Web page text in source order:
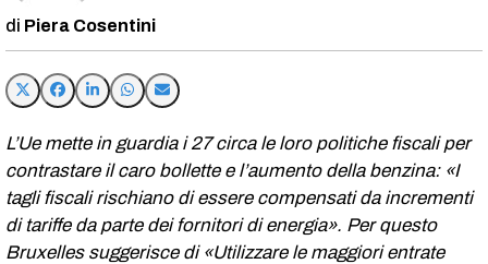
Piera Cosentini
L’Ue mette in guardia i 27 circa le loro politiche fiscali per
contrastare il caro bollette e l’aumento della benzina: «I
tagli fiscali rischiano di essere compensati da incrementi
di tariffe da parte dei fornitori di energia». Per questo
Bruxelles suggerisce di «Utilizzare le maggiori entrate